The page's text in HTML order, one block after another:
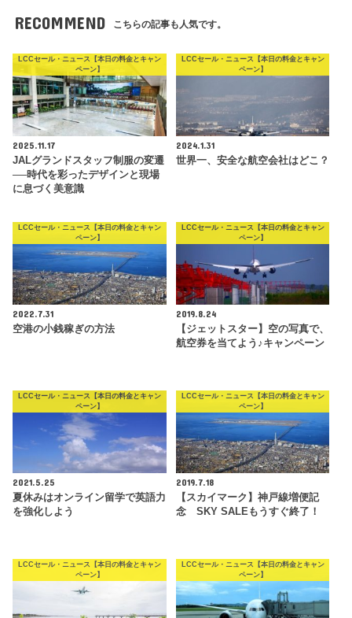
RECOMMEND こちらの記事も人気です。
LCCセール・ニュース【本日の料金とキャン
ペーン】
2025.11.17
JALグランドスタッフ制服の変遷
──時代を彩ったデザインと現場
に息づく美意識
LCCセール・ニュース【本日の料金とキャン
ペーン】
2024.1.31
世界一、安全な航空会社はどこ？
LCCセール・ニュース【本日の料金とキャン
ペーン】
2022.7.31
空港の小銭稼ぎの方法
LCCセール・ニュース【本日の料金とキャン
ペーン】
2019.8.24
【ジェットスター】空の写真で、
航空券を当てよう♪キャンペーン
LCCセール・ニュース【本日の料金とキャン
ペーン】
2021.5.25
夏休みはオンライン留学で英語力
を強化しよう
LCCセール・ニュース【本日の料金とキャン
ペーン】
2019.7.18
【スカイマーク】神戸線増便記
念 SKY SALEもうすぐ終了！
LCCセール・ニュース【本日の料金とキャン
ペーン】
LCCセール・ニュース【本日の料金とキャン
ペーン】